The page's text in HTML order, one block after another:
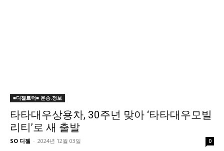
■디젤트럭■ 운송.정보
타타대우상용차, 30주년 맞아 ‘타타대우모빌
리티’로 새 출발
SO 디젤 - 2024년 12월 03일 0